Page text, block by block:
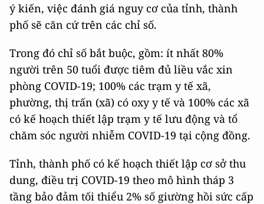
ý kiến, việc đánh giá nguy cơ của tỉnh, thành
phố sẽ căn cứ trên các chỉ số.
Trong đó chỉ số bắt buộc, gồm: ít nhất 80%
người trên 50 tuổi được tiêm đủ liều vắc xin
phòng COVID-19; 100% các trạm y tế xã,
phường, thị trấn (xã) có oxy y tế và 100% các xã
có kế hoạch thiết lập trạm y tế lưu động và tổ
chăm sóc người nhiễm COVID-19 tại cộng đồng.
Tỉnh, thành phố có kế hoạch thiết lập cơ sở thu
dung, điều trị COVID-19 theo mô hình tháp 3
tầng bảo đảm tối thiểu 2% số giường hồi sức cấp